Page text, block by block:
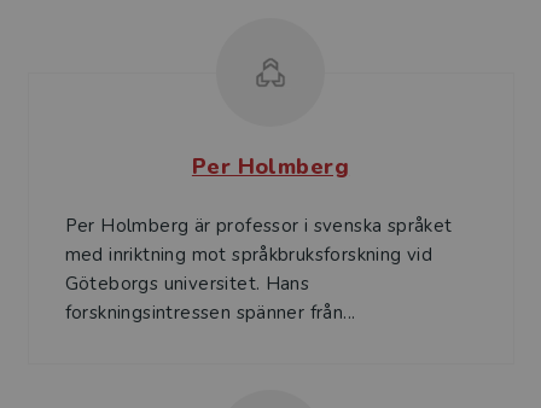
Per Holmberg
Per Holmberg är professor i svenska språket
med inriktning mot språkbruksforskning vid
Göteborgs universitet. Hans
forskningsintressen spänner från...